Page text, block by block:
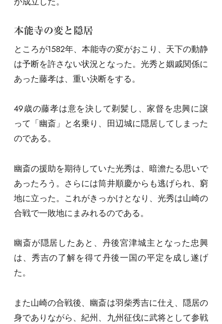
本能寺の変と隠居
ところが1582年、本能寺の変がおこり、天下の動静
は予断を許さない状況となった。光秀と姻戚関係に
あった藤孝は、重い決断をする。
49歳の藤孝は意を決して剃髪し、家督を忠興に譲
って「幽斎」と名乗り、田辺城に隠居してしまった
のである。
幽斎の援助を期待していた光秀は、暗澹たる思いで
あったろう。さらには筒井順慶からも逃げられ、窮
地に立った。これがきっかけとなり、光秀は山崎の
合戦で一敗地にまみれるのである。
幽斎が隠居したあと、丹後宮津城主となった忠興
は、秀吉の了解を得て丹後一国の平定を成し遂げ
た。
また山崎の合戦後、幽斎は羽柴秀吉に仕え、隠居の
身でありながら、紀州、九州征伐に武将として参戦